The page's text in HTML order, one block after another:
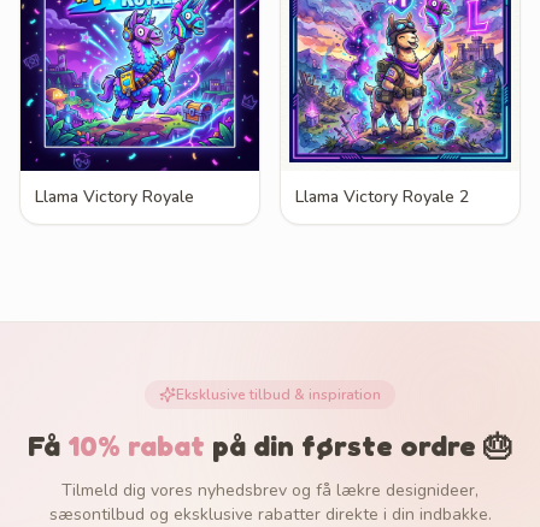
Llama Victory Royale Llama Victory Royale 2
Eksklusive tilbud & inspiration
Få 10% rabat på din første ordre 🎂
Tilmeld dig vores nyhedsbrev og få lækre designideer,
sæsontilbud og eksklusive rabatter direkte i din indbakke.